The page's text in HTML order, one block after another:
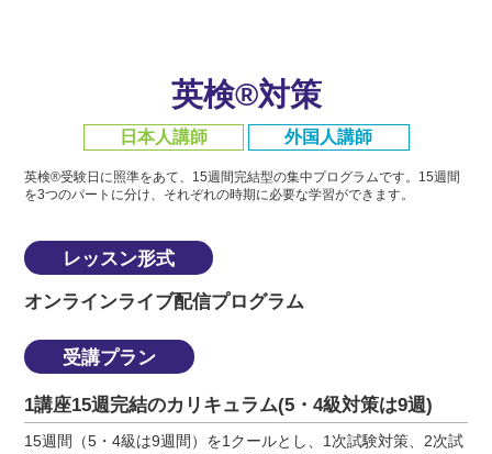
英検®対策
日本人講師 外国人講師
英検®受験日に照準をあて、15週間完結型の集中プログラムです。 15週間
を3つのパートに分け、それぞれの時期に必要な学習ができます。
レッスン形式
オンラインライブ配信プログラム
受講プラン
1講座15週完結のカリキュラム(5・4級対策は9週)
15週間（5・4級は9週間）を1クールとし、1次試験対策、2次試